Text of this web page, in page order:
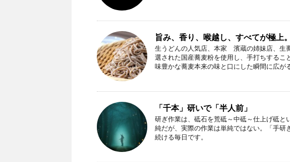
旨み、香り、喉越し、すべてが極上
生うどんの人気店、本家 濱蔵の姉妹店、生
選された国産蕎麦粉を使用し、手打ちする
味豊かな蕎麦本来の味と口にした瞬間に広が
「千本」研いで「半人前」
研ぎ作業は、砥石を荒砥～中砥～仕上げ砥
純だが、実際の作業は単純ではない。「手研
続ける毎日です。